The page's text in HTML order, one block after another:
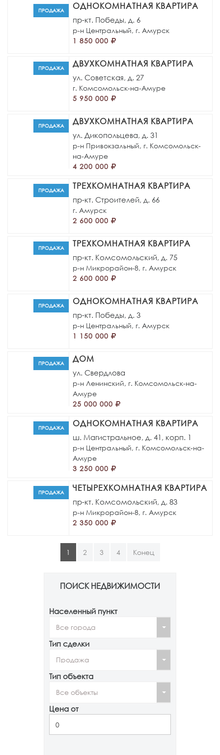
ПРОДАЖА ОДНОКОМНАТНАЯ КВАРТИРА
пр-кт. Победы, д. 6
р-н Центральный, г. Амурск
1 850 000
ПРОДАЖА ДВУХКОМНАТНАЯ КВАРТИРА
ул. Советская, д. 27
г. Комсомольск-на-Амуре
5 950 000
ПРОДАЖА ДВУХКОМНАТНАЯ КВАРТИРА
ул. Дикопольцева, д. 31
р-н Привокзальный, г. Комсомольск-
на-Амуре
4 200 000
ПРОДАЖА ТРЕХКОМНАТНАЯ КВАРТИРА
пр-кт. Строителей, д. 66
г. Амурск
2 600 000
ПРОДАЖА ТРЕХКОМНАТНАЯ КВАРТИРА
пр-кт. Комсомольский, д. 75
р-н Микрорайон-8, г. Амурск
2 600 000
ПРОДАЖА ОДНОКОМНАТНАЯ КВАРТИРА
пр-кт. Победы, д. 3
р-н Центральный, г. Амурск
1 150 000
ПРОДАЖА ДОМ
ул. Свердлова
р-н Ленинский, г. Комсомольск-на-
Амуре
25 000 000
ПРОДАЖА ОДНОКОМНАТНАЯ КВАРТИРА
ш. Магистральное, д. 41, корп. 1
р-н Центральный, г. Комсомольск-на-
Амуре
3 250 000
ПРОДАЖА ЧЕТЫРЕХКОМНАТНАЯ КВАРТИРА
пр-кт. Комсомольский, д. 83
р-н Микрорайон-8, г. Амурск
2 350 000
1 (текущая)
2 3 4 Конец
ПОИСК НЕДВИЖИМОСТИ
Населенный пункт
Все города
Тип сделки
Продажа
Тип объекта
Все объекты
Цена от